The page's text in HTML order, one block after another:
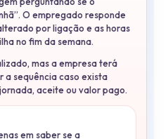
O empregado responde
por ligação e as horas
no fim da semana.
mas a empresa terá
a sequência caso exista
aceite ou valor pago.
em saber se a